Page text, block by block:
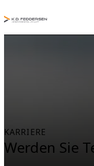
KARRIERE
Werden Sie